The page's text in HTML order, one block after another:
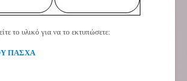
το υλικό για να το εκτυπώσετε:
ΠΑΣΧΑ